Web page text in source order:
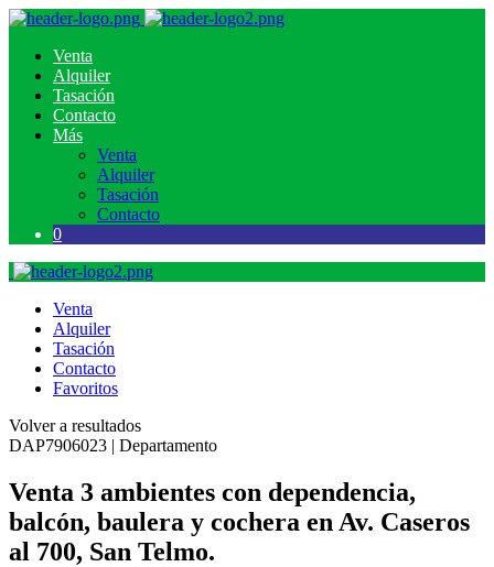
Venta
Alquiler
Tasación
Contacto
Más
Venta
Alquiler
Tasación
Contacto
0
Venta
Alquiler
Tasación
Contacto
Favoritos
Volver a resultados
DAP7906023 | Departamento
Venta 3 ambientes con dependencia,
balcón, baulera y cochera en Av. Caseros
al 700, San Telmo.